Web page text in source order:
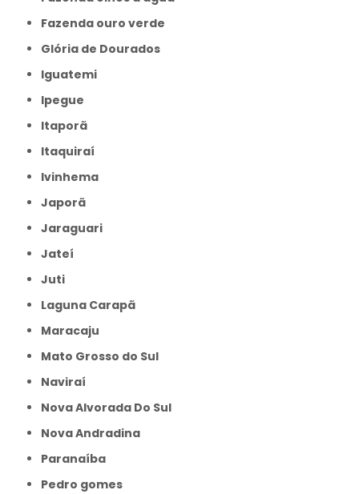
Fazenda ouro verde
Glória de Dourados
Iguatemi
Ipegue
Itaporã
Itaquiraí
Ivinhema
Japorã
Jaraguari
Jateí
Juti
Laguna Carapã
Maracaju
Mato Grosso do Sul
Naviraí
Nova Alvorada Do Sul
Nova Andradina
Paranaíba
Pedro gomes